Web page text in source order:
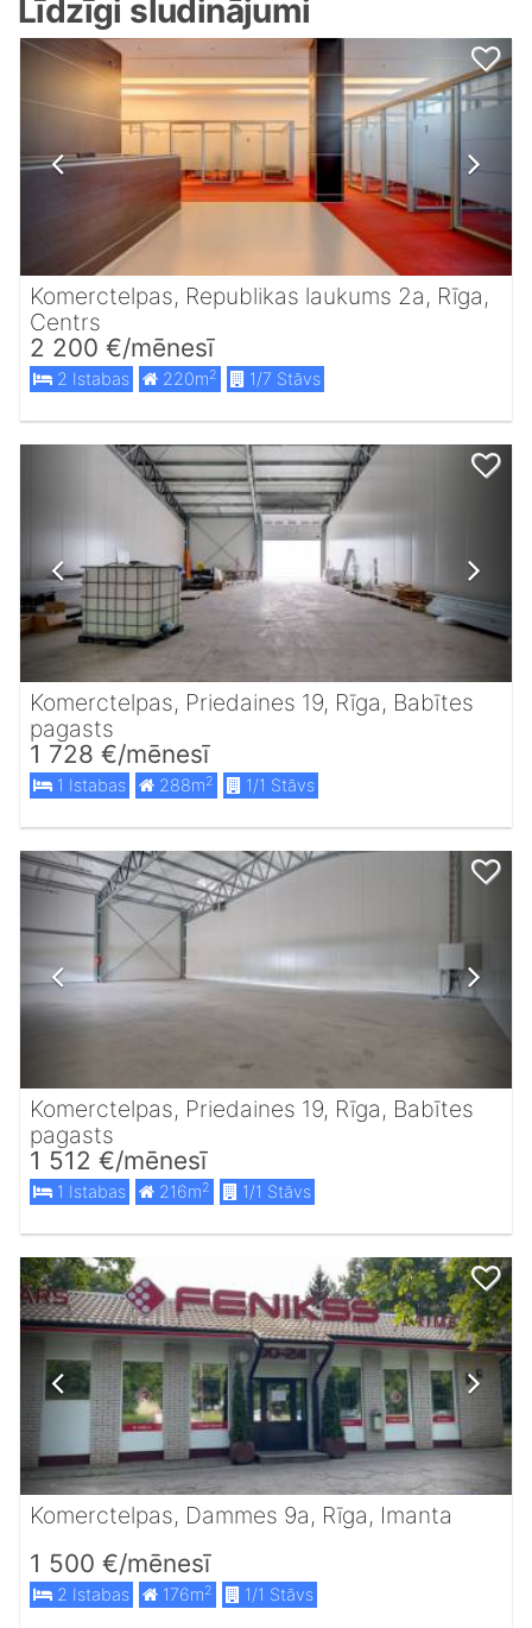
Līdzīgi sludinājumi
Komerctelpas, Republikas laukums 2a, Rīga,
Centrs
2 200 €/mēnesī
2 Istabas 220m2 1/7 Stāvs
Komerctelpas, Priedaines 19, Rīga, Babītes
pagasts
1 728 €/mēnesī
1 Istabas 288m2 1/1 Stāvs
Komerctelpas, Priedaines 19, Rīga, Babītes
pagasts
1 512 €/mēnesī
1 Istabas 216m2 1/1 Stāvs
Komerctelpas, Dammes 9a, Rīga, Imanta
1 500 €/mēnesī
2 Istabas 176m2 1/1 Stāvs